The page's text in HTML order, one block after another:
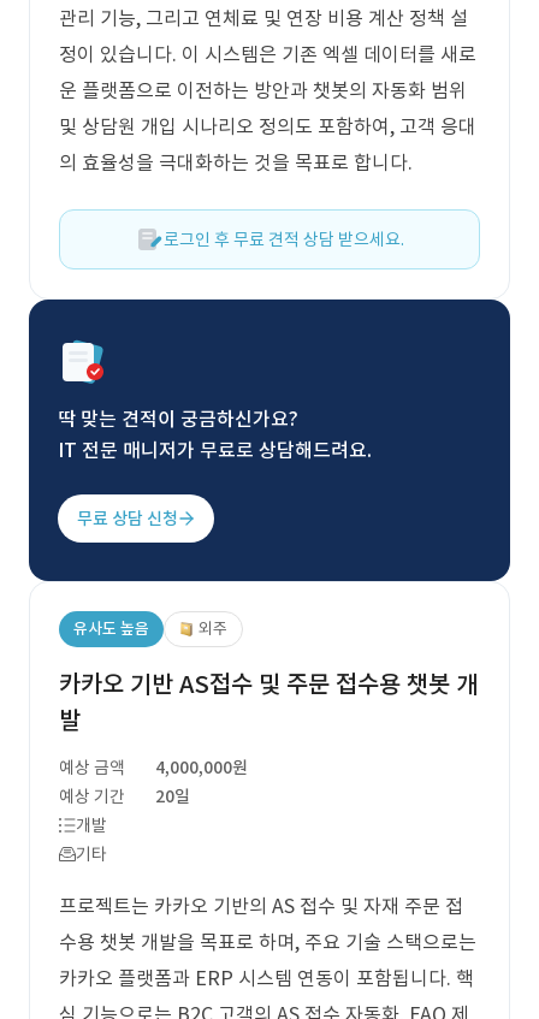
관리 기능, 그리고 연체료 및 연장 비용 계산 정책 설
정이 있습니다. 이 시스템은 기존 엑셀 데이터를 새로
운 플랫폼으로 이전하는 방안과 챗봇의 자동화 범위
및 상담원 개입 시나리오 정의도 포함하여, 고객 응대
의 효율성을 극대화하는 것을 목표로 합니다.
로그인 후 무료 견적 상담 받으세요.
딱 맞는 견적이 궁금하신가요?
IT 전문 매니저가 무료로 상담해드려요.
무료 상담 신청
유사도 높음 외주
카카오 기반 AS접수 및 주문 접수용 챗봇 개
발
예상 금액
4,000,000원
예상 기간
20일
개발
기타
프로젝트는 카카오 기반의 AS 접수 및 자재 주문 접
수용 챗봇 개발을 목표로 하며, 주요 기술 스택으로는
카카오 플랫폼과 ERP 시스템 연동이 포함됩니다. 핵
심 기능으로는 B2C 고객의 AS 접수 자동화, FAQ 제